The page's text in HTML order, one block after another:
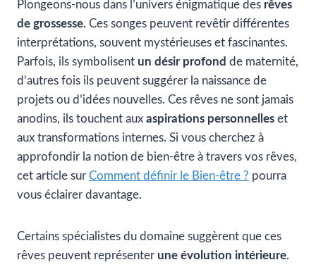
Plongeons-nous dans l’univers énigmatique des rêves
de grossesse. Ces songes peuvent revêtir différentes
interprétations, souvent mystérieuses et fascinantes.
Parfois, ils symbolisent un désir profond de maternité,
d’autres fois ils peuvent suggérer la naissance de
projets ou d’idées nouvelles. Ces rêves ne sont jamais
anodins, ils touchent aux aspirations personnelles et
aux transformations internes. Si vous cherchez à
approfondir la notion de bien-être à travers vos rêves,
cet article sur Comment définir le Bien-être ? pourra
vous éclairer davantage.
Certains spécialistes du domaine suggèrent que ces
rêves peuvent représenter une évolution intérieure.